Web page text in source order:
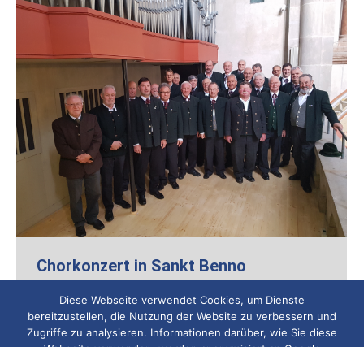
Chorkonzert in Sankt Benno
Konzert,MGV Obersöchering , Reise VonRainer Nebl
10. Mai 2016
Am Sonntag den 28.4.2019 fuhr der
Diese Webseite verwendet Cookies, um Dienste
bereitzustellen, die Nutzung der Website zu verbessern und
Zugriffe zu analysieren. Informationen darüber, wie Sie diese